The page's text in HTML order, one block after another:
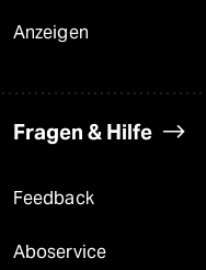
Anzeigen
Fragen & Hilfe
Feedback
Aboservice